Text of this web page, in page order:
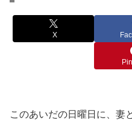
X
このあいだの日曜日に、妻